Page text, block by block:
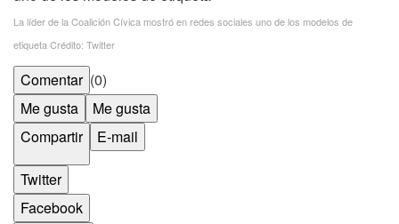
La líder de la Coalición Cívica mostró en redes sociales uno de los modelos de
etiqueta Crédito: Twitter
Comentar (0)
Me gusta
Me gusta
Compartir
E-mail
Twitter
Facebook